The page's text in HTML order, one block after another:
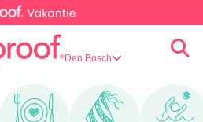
Den Bosch